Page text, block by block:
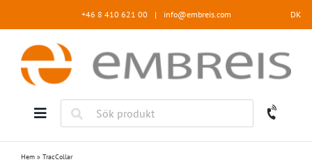
+46 8 410 621 00 | info@embreis.com DK
Hem » TracCollar